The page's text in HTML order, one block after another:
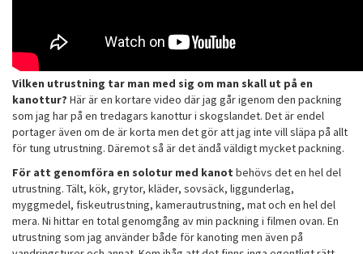
Vilken utrustning tar man med sig om man skall ut på en
kanottur? Här är en kortare video där jag går igenom den packning
som jag har på en tredagars kanottur i skogslandet. Det är endel
portager även om de är korta men det gör att jag inte vill släpa på allt
för tung utrustning. Däremot så är det ändå väldigt mycket packning.
För att genomföra en solotur med kanot behövs det en hel del
utrustning. Tält, kök, grytor, kläder, sovsäck, liggunderlag,
myggmedel, fiskeutrustning, kamerautrustning, mat och en hel del
mera. Ni hittar en total genomgång av min packning i filmen ovan. En
utrustning som jag använder både för kanoting men även på